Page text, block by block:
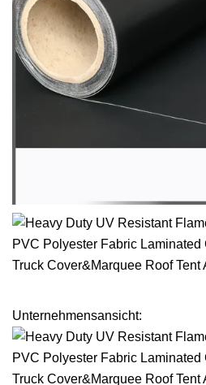
Unternehmensansicht: